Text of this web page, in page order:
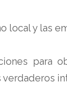
local y las
para